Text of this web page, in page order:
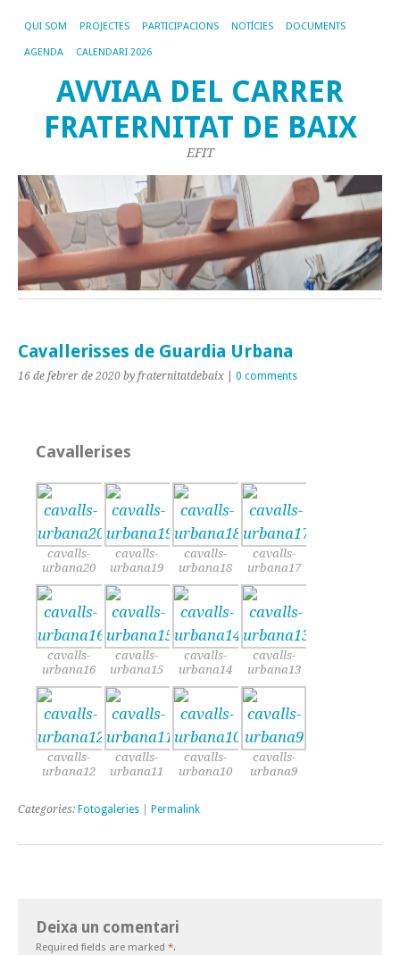
QUI SOM PROJECTES PARTICIPACIONS NOTÍCIES DOCUMENTS
AGENDA CALENDARI 2026
AVVIAA DEL CARRER
FRATERNITAT DE BAIX
EFIT
Cavallerisses de Guardia Urbana
16 de febrer de 2020 by fraternitatdebaix 0 comments
Cavallerises
cavalls-
urbana20
cavalls-
urbana19
cavalls-
urbana18
cavalls-
urbana17
cavalls-
urbana16
cavalls-
urbana15
cavalls-
urbana14
cavalls-
urbana13
cavalls-
urbana12
cavalls-
urbana11
cavalls-
urbana10
cavalls-
urbana9
Categories: Fotogaleries Permalink
Deixa un comentari
Required fields are marked *.